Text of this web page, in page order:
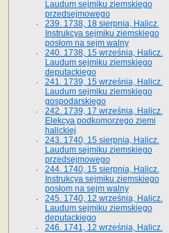
Laudum sejmiku ziemskiego
przedsejmowego
239. 1738, 18 sierpnia, Halicz.
Instrukcya sejmiku ziemskiego
posłom na sejm walny
240. 1738, 15 września, Halicz.
Laudum sejmiku ziemskiego
deputackiego
241. 1739, 15 września, Halicz.
Laudum sejmiku ziemskiego
gospodarskiego
242. 1739, 17 września, Halicz.
Elekcya podkomorzego ziemi
halickiej
243. 1740, 15 sierpnia, Halicz.
Laudum sejmiku ziemskiego
przedsejmowego
244. 1740, 15 sierpnia, Halicz.
Instrukcya sejmiku ziemskiego
posłom na sejm walny
245. 1740, 12 września, Halicz.
Laudum sejmiku ziemskiego
deputackiego
246. 1741, 12 września, Halicz.